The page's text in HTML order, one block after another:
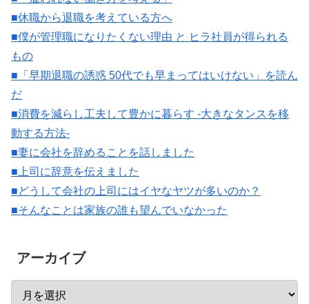
■休職から退職を考えている方へ
■僕が管理職になりたくない理由 と ヒラ社員が得られる
もの
■「早期退職の誘惑 50代でも早まってはいけない」を読ん
だ
■消費を減らし工夫して豊かに暮らす -大きなタンスを移
動する方法-
■妻に会社を辞めることを話しました
■上司に辞意を伝えました
■どうして会社の上司にはイヤなヤツが多いのか？
■そんなことは家族の誰も望んでいなかった
アーカイブ